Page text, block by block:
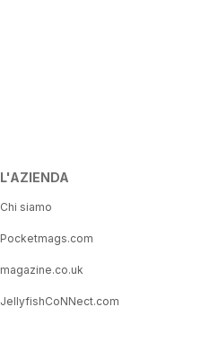
L'AZIENDA
Chi siamo
Pocketmags.com
magazine.co.uk
JellyfishCoNNect.com